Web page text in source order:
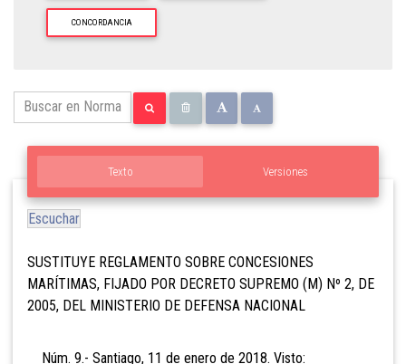
CONCORDANCIA
Texto Versiones
Escuchar
SUSTITUYE REGLAMENTO SOBRE CONCESIONES
MARÍTIMAS, FIJADO POR DECRETO SUPREMO (M) Nº 2, DE
2005, DEL MINISTERIO DE DEFENSA NACIONAL
Núm. 9.- Santiago, 11 de enero de 2018. Visto: